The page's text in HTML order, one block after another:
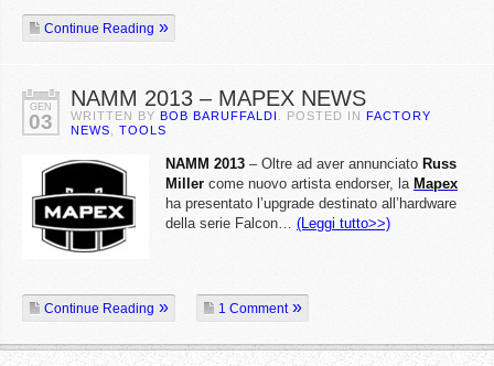
Continue Reading
GEN
03
NAMM 2013 – MAPEX NEWS
WRITTEN BY BOB BARUFFALDI . POSTED IN FACTORY
NEWS
TOOLS
NAMM 2013 – Oltre ad aver annunciato Russ
Miller come nuovo artista endorser, la Mapex
ha presentato l’upgrade destinato all’hardware
della serie Falcon… (Leggi tutto>>)
Continue Reading 1 Comment